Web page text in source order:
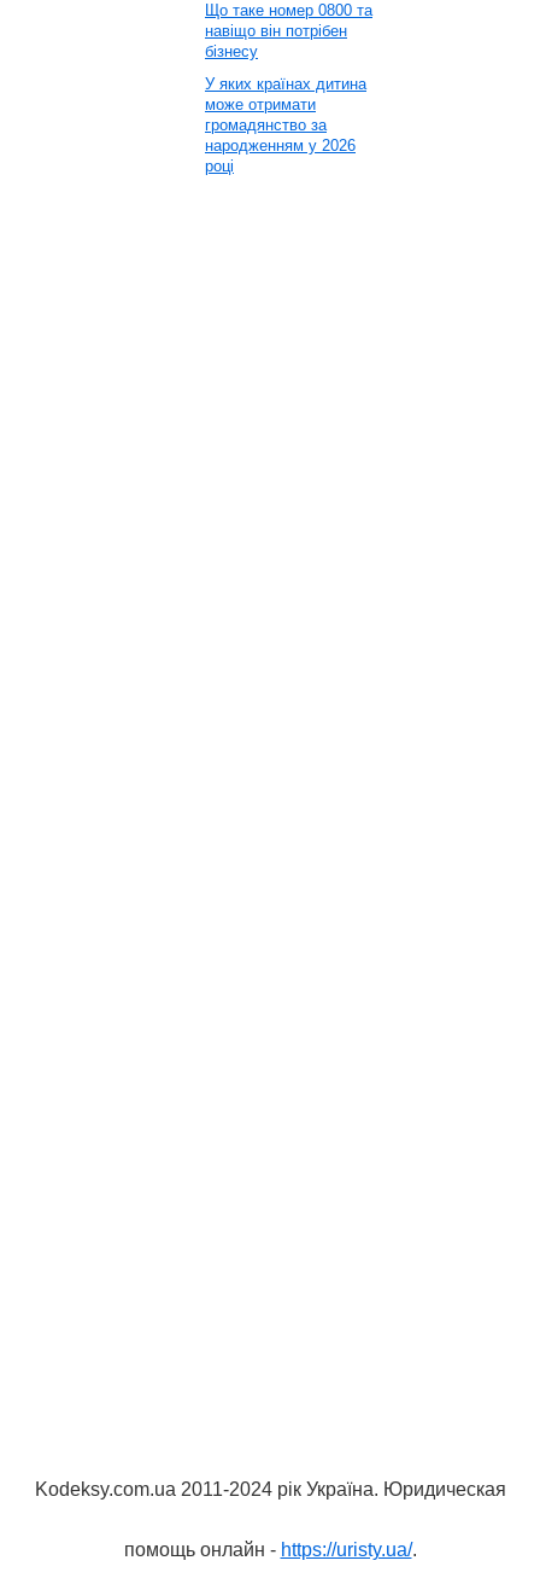
Що таке номер 0800 та
навіщо він потрібен
бізнесу
У яких країнах дитина
може отримати
громадянство за
народженням у 2026
році
Kodeksy.com.ua 2011-2024 рік Україна. Юридическая
помощь онлайн - https://uristy.ua/.